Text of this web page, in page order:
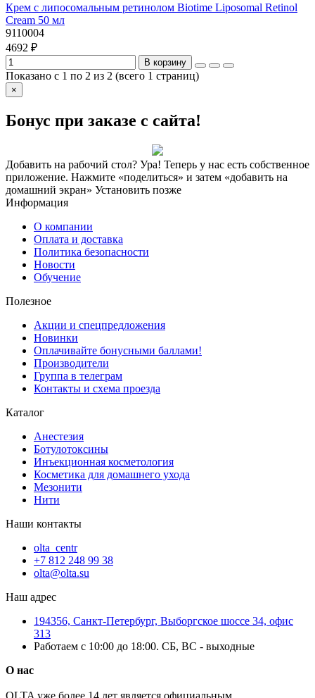
Крем с липосомальным ретинолом Biotime Liposomal Retinol
Cream 50 мл
9110004
4692 ₽
В корзину
Показано с 1 по 2 из 2 (всего 1 страниц)
×
Бонус при заказе с сайта!
Добавить на рабочий стол? Ура! Теперь у нас есть собственное
приложение. Нажмите «поделиться» и затем «добавить на
домашний экран» Установить позже
Информация
О компании
Оплата и доставка
Политика безопасности
Новости
Обучение
Полезное
Акции и спецпредложения
Новинки
Оплачивайте бонусными баллами!
Производители
Группа в телеграм
Контакты и схема проезда
Каталог
Анестезия
Ботулотоксины
Инъекционная косметология
Косметика для домашнего ухода
Мезонити
Нити
Наши контакты
olta_centr
+7 812 248 99 38
olta@olta.su
Наш адрес
194356, Санкт-Петербург, Выборгское шоссе 34, офис
313
Работаем с 10:00 до 18:00. СБ, ВС - выходные
О нас
OLTA уже более 14 лет является официальным